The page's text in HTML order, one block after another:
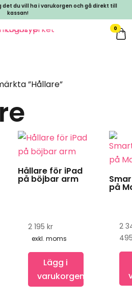
du vill ha i varukorgen och gå direkt till
kassan!
0
”Hållare”
Hållare för iPad
på böjbar arm
2 195 kr
exkl. moms
Lägg i
varukorgen
på
2
Den
här
har
flera
olika
väljas